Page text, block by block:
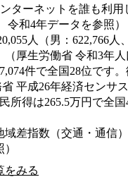
ターネットを誰も利
令和4年データを参照）
人（男：622,766
厚生労働省 令和3年人
件で全国28位です
平成26年経済センサス
所得は265.5万円で全
差指数（交通・通信
をみる